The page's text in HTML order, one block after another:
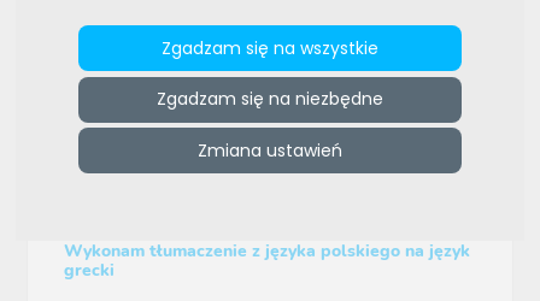
Zgadzam się na wszystkie
Zgadzam się na niezbędne
Zmiana ustawień
e-tlumacze.net Biuro Tłumaczeń PRIAG > Oferta
tłumaczenia - polski–grecki
Oferta tłumaczenia
Wykonam tłumaczenie z języka polskiego na język
grecki